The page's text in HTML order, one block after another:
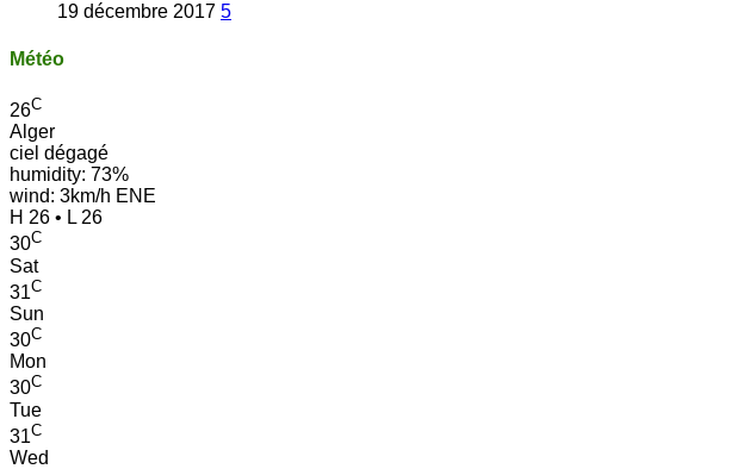
19 décembre 2017 5
Météo
26C
Alger
ciel dégagé
humidity: 73%
wind: 3km/h ENE
H 26 • L 26
30C
Sat
31C
Sun
30C
Mon
30C
Tue
31C
Wed